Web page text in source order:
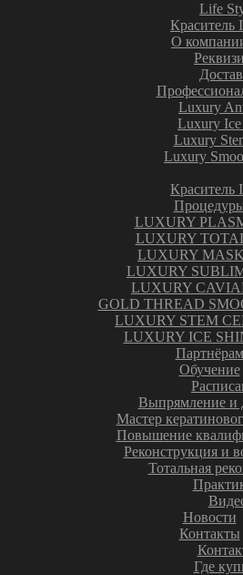
Life
Краситель
О
Luxury
Luxury Ice
Luxury
Luxury
Краситель
LUXURY
LUXURY
LUXURY
LUXURY
LUXURY
GOLD THREAD
LUXURY STEM
LUXURY ICE
Партнёрам
Обучение
Выпрямление и
Мастер
Повышение
Реконструкция и
Тотальная
Новости
Контакты
Где